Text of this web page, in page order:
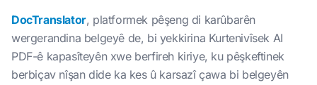
DocTranslator, platformek pêşeng di karûbarên
wergerandina belgeyê de, bi yekkirina Kurtenivîsek AI
PDF-ê kapasîteyên xwe berfireh kiriye, ku pêşkeftinek
berbiçav nîşan dide ka kes û karsazî çawa bi belgeyên